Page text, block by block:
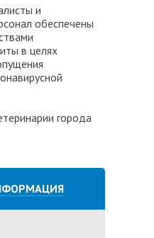
и
обеспечены
в целях
города